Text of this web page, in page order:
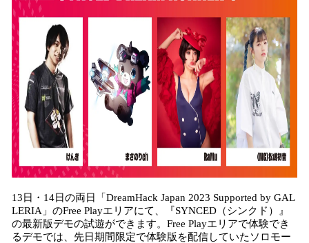
13日・14日の両日「DreamHack Japan 2023 Supported by GAL
LERIA」のFree Playエリアにて、『SYNCED（シンクド）』
の最新版デモの試遊ができます。Free Playエリアで体験でき
るデモでは、先日期間限定で体験版を配信していたソロモー